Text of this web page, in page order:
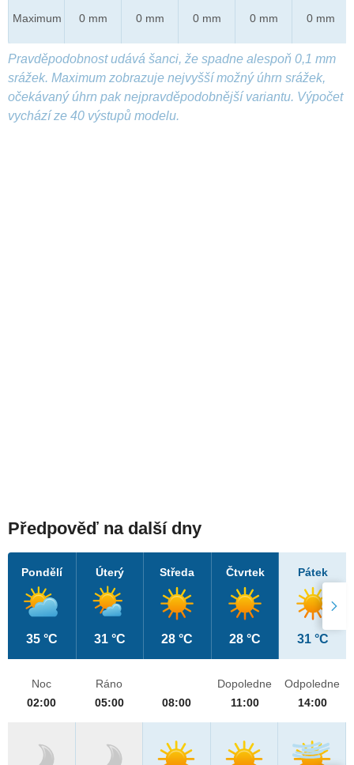
Maximum 0 mm 0 mm 0 mm 0 mm 0 mm
Pravděpodobnost udává šanci, že spadne alespoň 0,1 mm
srážek. Maximum zobrazuje nejvyšší možný úhrn srážek,
očekávaný úhrn pak nejpravděpodobnější variantu. Výpočet
vychází ze 40 výstupů modelu.
Předpověď na další dny
Pondělí
35 °C
Úterý
31 °C
Středa
28 °C
Čtvrtek
28 °C
Pátek
31 °C
Noc
02:00
Ráno
05:00
08:00
Dopoledne
11:00
Odpoledne
14:00